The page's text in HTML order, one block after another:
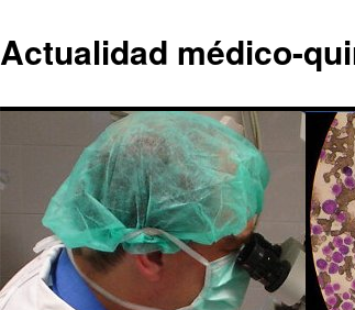
Actualidad médico-